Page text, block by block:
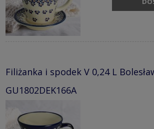
Filiżanka i spodek V 0,24 L
GU1802DEK166A